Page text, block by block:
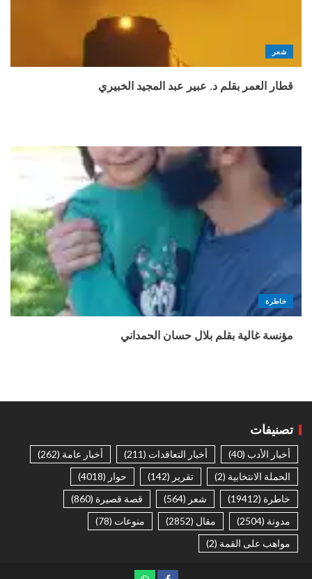
شعر
قطار العمر بقلم د. عبير عبد المجيد الخبيري
خاطرة
مؤنسة غالية بقلم بلال حسان الحمداني
تصنيفات
أخبار الأدب (40) أخبار التعاقدات (211) أخبار عامة (262)
الحملة الانتخابية (2) تقرير (142) حوار (4018)
خاطرة (19412) شعر (564) قصة قصيرة (860)
مدونة (2504) مقال (2852) منوعات (78)
مواهب على القمة (2)